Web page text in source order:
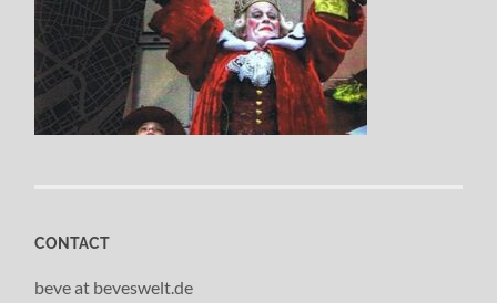
CONTACT
beve at beveswelt.de